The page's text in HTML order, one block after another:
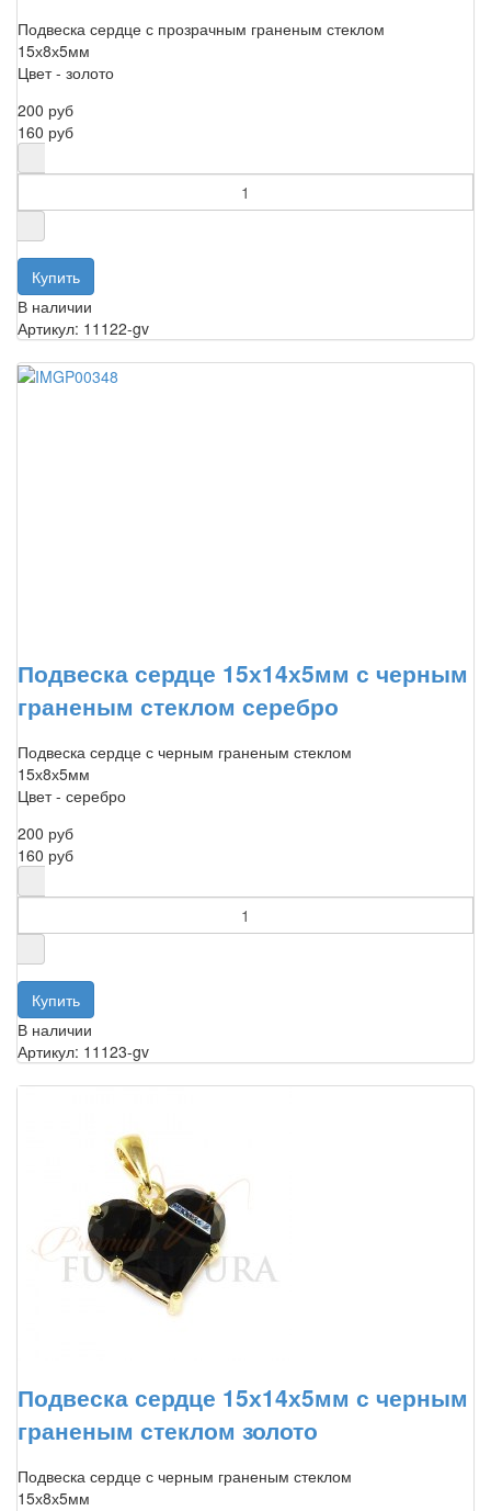
Подвеска сердце с прозрачным граненым стеклом
15х8х5мм
Цвет - золото
200 руб
160 руб
В наличии
Артикул: 11122-gv
Подвеска сердце 15х14х5мм с черным
граненым стеклом серебро
Подвеска сердце с черным граненым стеклом
15х8х5мм
Цвет - серебро
200 руб
160 руб
В наличии
Артикул: 11123-gv
Подвеска сердце 15х14х5мм с черным
граненым стеклом золото
Подвеска сердце с черным граненым стеклом
15х8х5мм